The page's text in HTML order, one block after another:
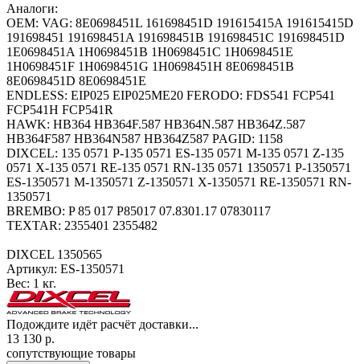
Аналоги:
OEM: VAG: 8E0698451L 161698451D 191615415A 191615415D
191698451 191698451A 191698451B 191698451C 191698451D
1E0698451A 1H0698451B 1H0698451C 1H0698451E
1H0698451F 1H0698451G 1H0698451H 8E0698451B
8E0698451D 8E0698451E
ENDLESS: EIP025 EIP025ME20 FERODO: FDS541 FCP541
FCP541H FCP541R
HAWK: HB364 HB364F.587 HB364N.587 HB364Z.587
HB364F587 HB364N587 HB364Z587 PAGID: 1158
DIXCEL: 135 0571 P-135 0571 ES-135 0571 M-135 0571 Z-135
0571 X-135 0571 RE-135 0571 RN-135 0571 1350571 P-1350571
ES-1350571 M-1350571 Z-1350571 X-1350571 RE-1350571 RN-
1350571
BREMBO: P 85 017 P85017 07.8301.17 07830117
TEXTAR: 2355401 2355482
DIXCEL 1350565
Артикул: ES-1350571
Вес: 1 кг.
Подождите идёт расчёт доставки...
13 130 р.
сопутствующие товары